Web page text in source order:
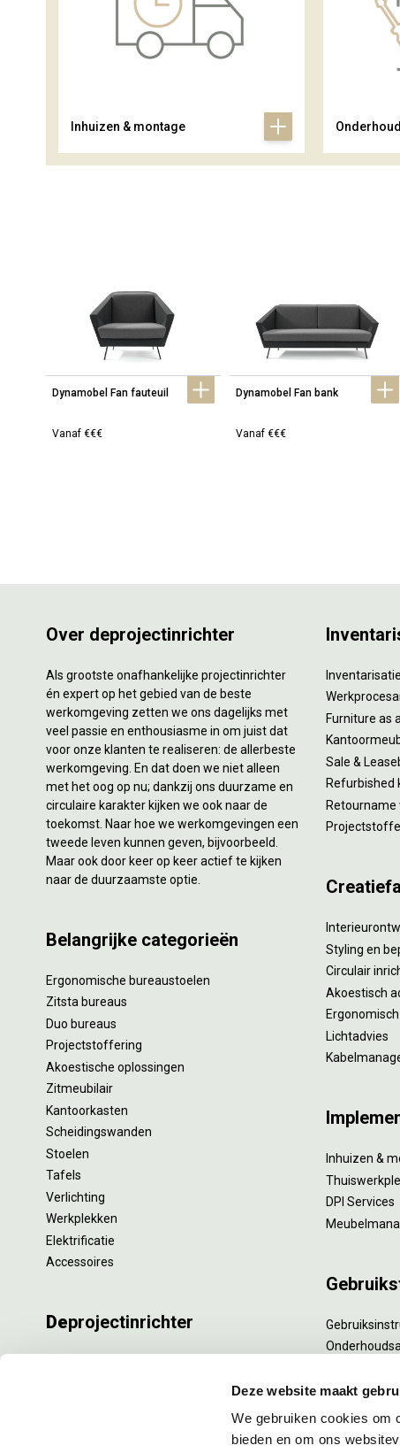
Deze website maakt
We gebruiken cookies om
bieden en om ons
Inhuizen & montage
Dynamobel Fan fauteuil
Vanaf €€€
Dynamobel Fan bank
Vanaf €€€
Over deprojectinrichter
Als grootste onafhankelijke projectinrichter
én expert op het gebied van de beste
werkomgeving zetten we ons dagelijks met
veel passie en enthousiasme in om juist dat
voor onze klanten te realiseren: de allerbeste
werkomgeving. En dat doen we niet alleen
met het oog op nu; dankzij ons duurzame en
circulaire karakter kijken we ook naar de
toekomst. Naar hoe we werkomgevingen een
tweede leven kunnen geven, bijvoorbeeld.
Maar ook door keer op keer actief te kijken
naar de duurzaamste optie.
Belangrijke categorieën
Ergonomische bureaustoelen
Zitsta bureaus
Duo bureaus
Projectstoffering
Akoestische oplossingen
Zitmeubilair
Kantoorkasten
Scheidingswanden
Stoelen
Tafels
Verlichting
Werkplekken
Elektrificatie
Accessoires
Deprojectinrichter
Furniture as
Sale &
Refurbished
Retourname
Styling en
Circulair
Akoestisch
Lichtadvies
Inhuizen &
DPI Services
Interne